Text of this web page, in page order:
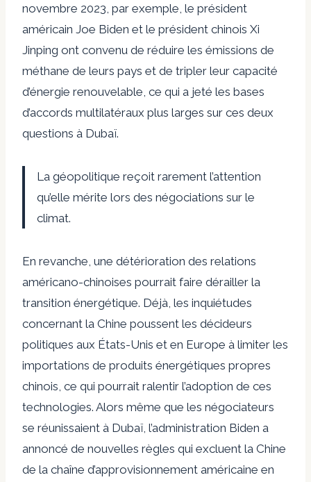
novembre 2023, par exemple, le président
américain Joe Biden et le président chinois Xi
Jinping ont convenu de réduire les émissions de
méthane de leurs pays et de tripler leur capacité
d’énergie renouvelable, ce qui a jeté les bases
d’accords multilatéraux plus larges sur ces deux
questions à Dubaï.
La géopolitique reçoit rarement l’attention
qu’elle mérite lors des négociations sur le
climat.
En revanche, une détérioration des relations
américano-chinoises pourrait faire dérailler la
transition énergétique. Déjà, les inquiétudes
concernant la Chine poussent les décideurs
politiques aux États-Unis et en Europe à limiter les
importations de produits énergétiques propres
chinois, ce qui pourrait ralentir l’adoption de ces
technologies. Alors même que les négociateurs
se réunissaient à Dubaï, l’administration Biden a
annoncé de nouvelles règles qui excluent la Chine
de la chaîne d’approvisionnement américaine en